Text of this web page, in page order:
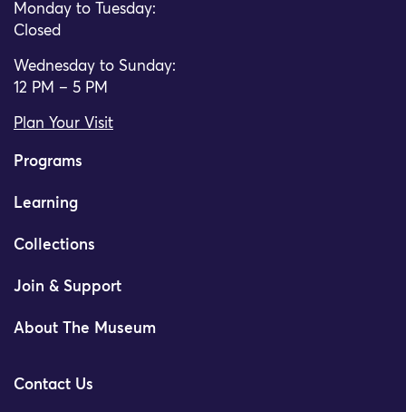
Monday to Tuesday:
Closed
Wednesday to Sunday:
12 PM – 5 PM
Plan Your Visit
Programs
Learning
Collections
Join & Support
About The Museum
Contact Us